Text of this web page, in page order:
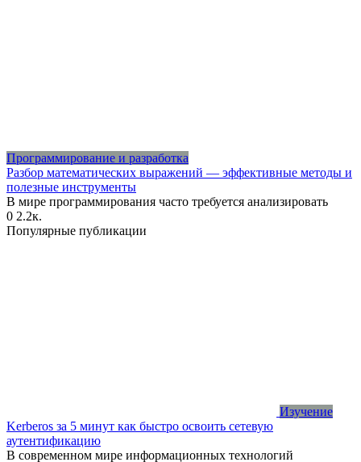
Программирование и разработка
Разбор математических выражений — эффективные методы и
полезные инструменты
В мире программирования часто требуется анализировать
0 2.2к.
Популярные публикации
Изучение
Kerberos за 5 минут как быстро освоить сетевую
аутентификацию
В современном мире информационных технологий